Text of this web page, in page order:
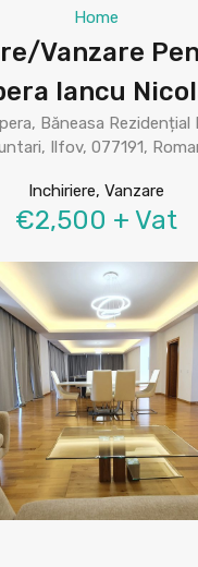
Home
Vanzare
Iancu
Băneasa Rezidențial
Ilfov, 077191,
Inchiriere, Vanzare
€2,500 + Vat